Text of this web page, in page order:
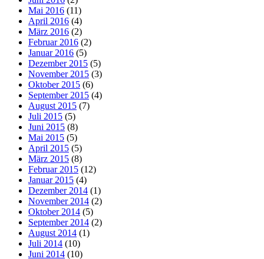
Mai 2016 (11)
April 2016 (4)
März 2016 (2)
Februar 2016 (2)
Januar 2016 (5)
Dezember 2015 (5)
November 2015 (3)
Oktober 2015 (6)
September 2015 (4)
August 2015 (7)
Juli 2015 (5)
Juni 2015 (8)
Mai 2015 (5)
April 2015 (5)
März 2015 (8)
Februar 2015 (12)
Januar 2015 (4)
Dezember 2014 (1)
November 2014 (2)
Oktober 2014 (5)
September 2014 (2)
August 2014 (1)
Juli 2014 (10)
Juni 2014 (10)